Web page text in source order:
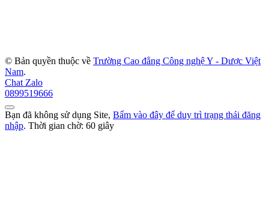
© Bản quyền thuộc về Trường Cao đẳng Công nghệ Y - Dược Việt
Nam.
Chat Zalo
0899519666
Bạn đã không sử dụng Site, Bấm vào đây để duy trì trạng thái đăng
nhập. Thời gian chờ: 60 giây